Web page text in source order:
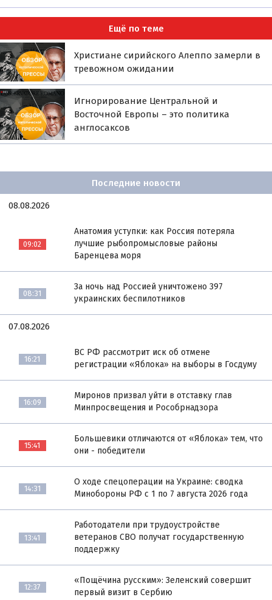
Ещё по теме
Христиане сирийского Алеппо замерли в
тревожном ожидании
Игнорирование Центральной и
Восточной Европы – это политика
англосаксов
Последние новости
08.08.2026
09:02
Анатомия уступки: как Россия потеряла
лучшие рыбопромысловые районы
Баренцева моря
08:31
За ночь над Россией уничтожено 397
украинских беспилотников
07.08.2026
16:21
ВС РФ рассмотрит иск об отмене
регистрации «Яблока» на выборы в Госдуму
16:09
Миронов призвал уйти в отставку глав
Минпросвещения и Рособрнадзора
15:41
Большевики отличаются от «Яблока» тем, что
они - победители
14:31
О ходе спецоперации на Украине: сводка
Минобороны РФ с 1 по 7 августа 2026 года
13:41
Работодатели при трудоустройстве
ветеранов СВО получат государственную
поддержку
12:37
«Пощёчина русским»: Зеленский совершит
первый визит в Сербию